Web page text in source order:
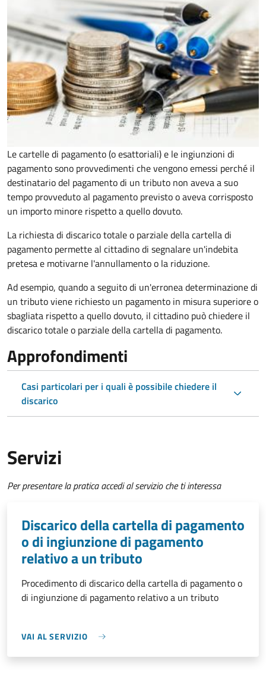
Le cartelle di pagamento (o esattoriali) e le ingiunzioni di
pagamento sono provvedimenti che vengono emessi perché il
destinatario del pagamento di un tributo non aveva a suo
tempo provveduto al pagamento previsto o aveva corrisposto
un importo minore rispetto a quello dovuto.
La richiesta di discarico totale o parziale della cartella di
pagamento permette al cittadino di segnalare un'indebita
pretesa e motivarne l'annullamento o la riduzione.
Ad esempio, quando a seguito di un'erronea determinazione di
un tributo viene richiesto un pagamento in misura superiore o
sbagliata rispetto a quello dovuto, il cittadino può chiedere il
discarico totale o parziale della cartella di pagamento.
Approfondimenti
Casi particolari per i quali è possibile chiedere il
discarico
Servizi
Per presentare la pratica accedi al servizio che ti interessa
Discarico della cartella di pagamento
o di ingiunzione di pagamento
relativo a un tributo
Procedimento di discarico della cartella di pagamento o
di ingiunzione di pagamento relativo a un tributo
VAI AL SERVIZIO